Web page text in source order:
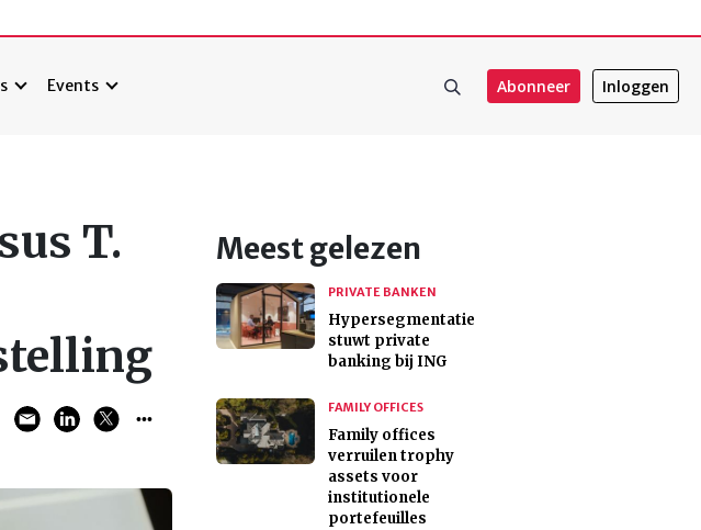
Events Abonneer Inloggen
T.
Meest gelezen
PRIVATE BANKEN
Hypersegmentatie
stuwt private
banking bij ING
FAMILY OFFICES
Family offices
verruilen trophy
assets voor
institutionele
portefeuilles